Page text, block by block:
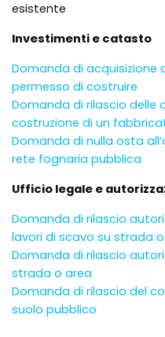
esistente
Investimenti e catasto
Domanda di acquisizione
permesso di costruire
Domanda di rilascio delle
costruzione di un
Domanda di nulla osta
rete fognaria pubblica
Ufficio legale e
Domanda di rilascio
lavori di scavo su strada
Domanda di rilascio
strada o area
Domanda di rilascio del
suolo pubblico